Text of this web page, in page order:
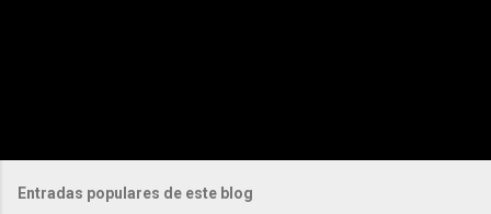
Entradas populares de este blog